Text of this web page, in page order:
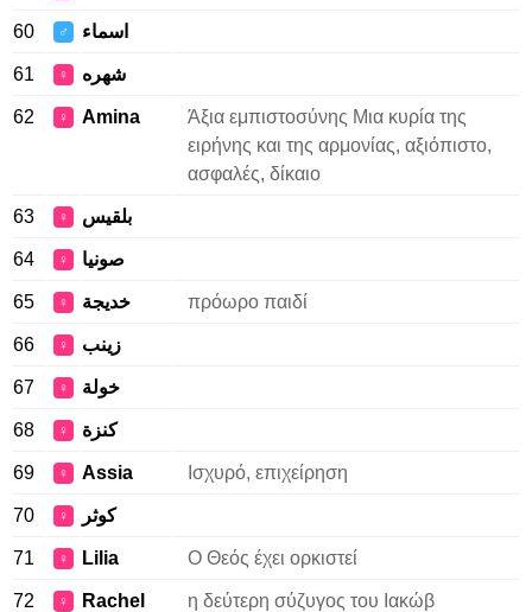
60 ♂ اسماء
61 ♀ شهره
62 ♀ Amina
Άξια εμπιστοσύνης Μια κυρία της
ειρήνης και της αρμονίας, αξιόπιστο,
ασφαλές, δίκαιο
63 ♀ بلقيس
64 ♀ صونيا
65 ♀ خديجة πρόωρο παιδί
66 ♀ زينب
67 ♀ خولة
68 ♀ كنزة
69 ♀ Assia Ισχυρό, επιχείρηση
70 ♀ كوثر
71 ♀ Lilia Ο Θεός έχει ορκιστεί
72 ♀ Rachel η δεύτερη σύζυγος του Ιακώβ